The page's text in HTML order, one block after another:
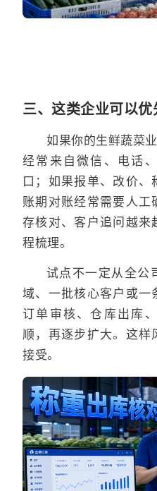
三、这类企业可以优
如果你的生鲜蔬菜
经常来自微信、电话
口；如果报单、改价、
账期对账经常需要人工
存核对、客户追问越来
程梳理。
试点不一定从全公
域、一批核心客户或一
订单审核、仓库出库
顺，再逐步扩大。这样
接受。